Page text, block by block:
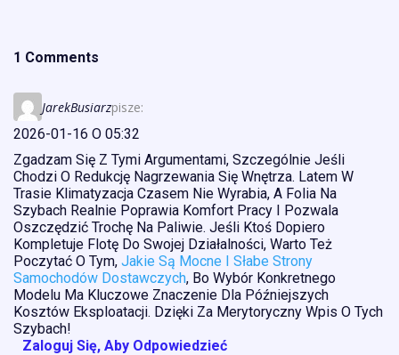
1 Comments
JarekBusiarzpisze:
2026-01-16 O 05:32
Zgadzam Się Z Tymi Argumentami, Szczególnie Jeśli
Chodzi O Redukcję Nagrzewania Się Wnętrza. Latem W
Trasie Klimatyzacja Czasem Nie Wyrabia, A Folia Na
Szybach Realnie Poprawia Komfort Pracy I Pozwala
Oszczędzić Trochę Na Paliwie. Jeśli Ktoś Dopiero
Kompletuje Flotę Do Swojej Działalności, Warto Też
Poczytać O Tym, Jakie Są Mocne I Słabe Strony
Samochodów Dostawczych, Bo Wybór Konkretnego
Modelu Ma Kluczowe Znaczenie Dla Późniejszych
Kosztów Eksploatacji. Dzięki Za Merytoryczny Wpis O Tych
Szybach!
Zaloguj Się, Aby Odpowiedzieć